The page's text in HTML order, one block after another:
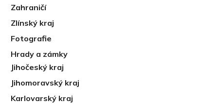
Zahraničí
Zlínský kraj
Fotografie
Hrady a zámky
Jihočeský kraj
Jihomoravský kraj
Karlovarský kraj